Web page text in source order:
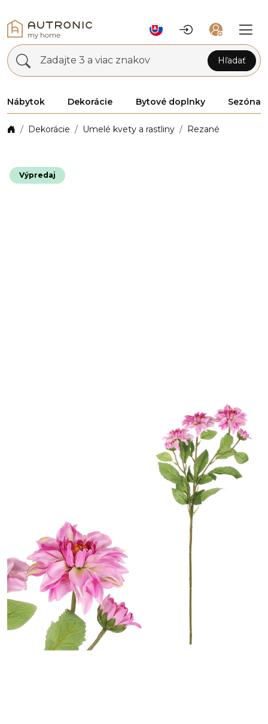
Zadajte 3 a viac znakov Hľadať
Nábytok Dekorácie Bytové doplnky Sezóna
Dekorácie Umelé kvety a rastliny Rezané
Výpredaj